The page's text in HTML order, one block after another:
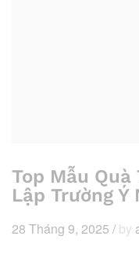
Top Mẫu
Lập Trường Ý
28 Tháng 9, 2025 /by